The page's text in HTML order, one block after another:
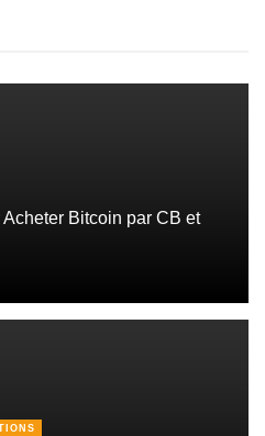
Bitcoin par CB et